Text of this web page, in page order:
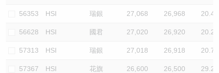
56353 HSI 瑞銀 27,068 26,968 20.4
56628 HSI 國君 27,020 26,920 20.2
57313 HSI 瑞銀 27,018 26,918 20.7
57367 HSI 花旗 26,600 26,500 29.2